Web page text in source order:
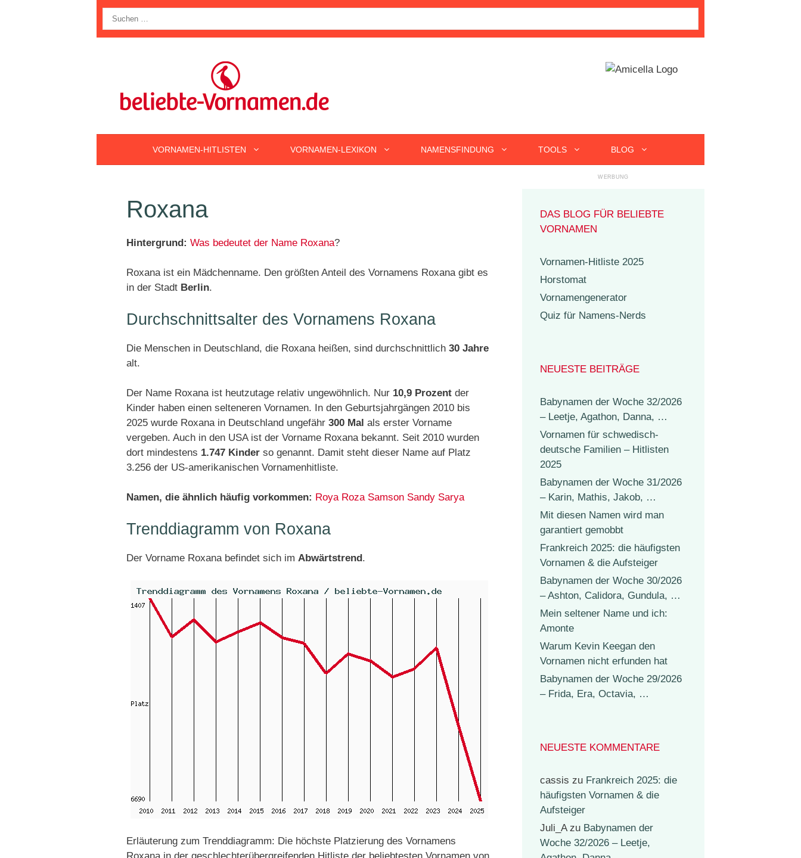
nach:
VORNAMEN-HITLISTEN VORNAMEN-LEXIKON NAMENSFINDUNG TOOLS BLOG
Roxana
Hintergrund: Was bedeutet der Name Roxana?
Roxana ist ein Mädchenname. Den größten Anteil des Vornamens Roxana gibt es
in der Stadt Berlin.
Durchschnittsalter des Vornamens Roxana
Die Menschen in Deutschland, die Roxana heißen, sind durchschnittlich 30 Jahre
alt.
Der Name Roxana ist heutzutage relativ ungewöhnlich. Nur 10,9 Prozent der
Kinder haben einen selteneren Vornamen. In den Geburtsjahrgängen 2010 bis
2025 wurde Roxana in Deutschland ungefähr 300 Mal als erster Vorname
vergeben. Auch in den USA ist der Vorname Roxana bekannt. Seit 2010 wurden
dort mindestens 1.747 Kinder so genannt. Damit steht dieser Name auf Platz
3.256 der US-amerikanischen Vornamenhitliste.
Namen, die ähnlich häufig vorkommen: Roya Roza Samson Sandy Sarya
Trenddiagramm von Roxana
Der Vorname Roxana befindet sich im Abwärtstrend.
Erläuterung zum Trenddiagramm: Die höchste Platzierung des Vornamens
DAS BLOG FÜR BELIEBTE
VORNAMEN
Vornamen-Hitliste 2025
Horstomat
Vornamengenerator
Quiz für Namens-Nerds
NEUESTE BEITRÄGE
Babynamen der Woche 32/2026
– Leetje, Agathon, Danna, …
Vornamen für schwedisch-
deutsche Familien – Hitlisten
2025
Babynamen der Woche 31/2026
– Karin, Mathis, Jakob, …
Mit diesen Namen wird man
garantiert gemobbt
Frankreich 2025: die häufigsten
Vornamen & die Aufsteiger
Babynamen der Woche 30/2026
– Ashton, Calidora, Gundula, …
Mein seltener Name und ich:
Amonte
Warum Kevin Keegan den
Vornamen nicht erfunden hat
Babynamen der Woche 29/2026
– Frida, Era, Octavia, …
NEUESTE KOMMENTARE
cassis zu Frankreich 2025: die
häufigsten Vornamen & die
Aufsteiger
Juli_Azu Babynamen der
Woche 32/2026 – Leetje,